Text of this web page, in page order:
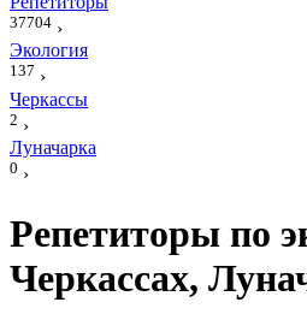
37704 ›
Экология
137 ›
Черкассы
2 ›
Луначарка
0 ›
Репетиторы по
Черкассах,